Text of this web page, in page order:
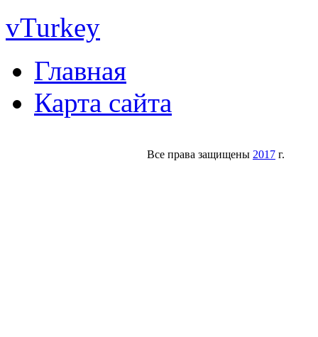
vTurkey
Главная
Карта сайта
Все права защищены 2017 г.